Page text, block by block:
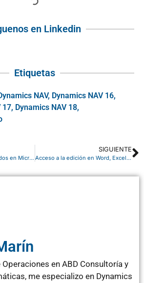
en Linkedin
Etiquetas
NAV, Dynamics NAV 16,
17, Dynamics NAV 18,
Incluido acceso a Invitados en Microsoft Teams
SIGUIENTE
Acceso a la edición en Word, Excel y PowerPoint Online más rápido
en ABD Consultoría y
me especializo en Dynamics